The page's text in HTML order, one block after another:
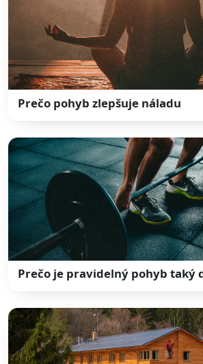
Prečo pohyb zlepšuje náladu
Prečo je pravidelný pohyb taký